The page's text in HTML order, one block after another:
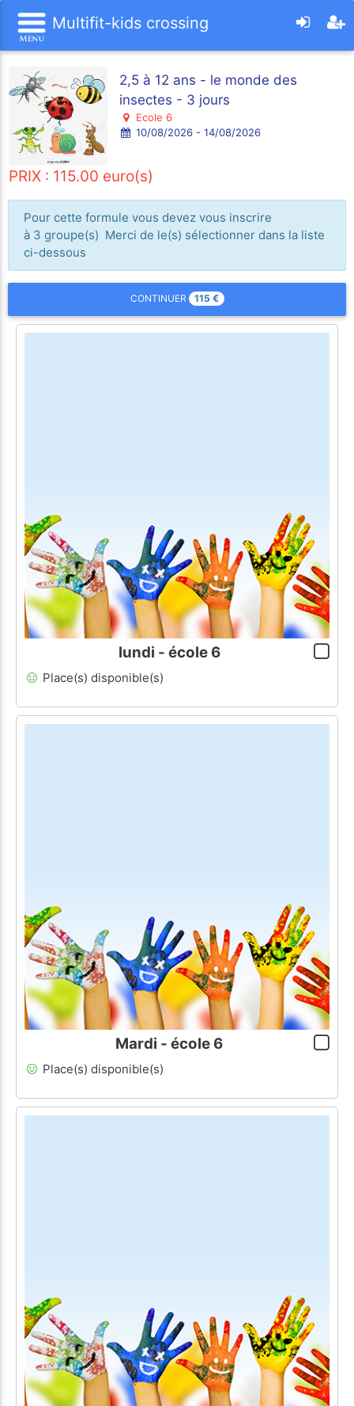
Multifit-kids crossing
2,5 à 12 ans - le monde des
insectes - 3 jours
Ecole 6
10/08/2026 - 14/08/2026
PRIX : 115.00 euro(s)
Pour cette formule vous devez vous inscrire
à 3 groupe(s) Merci de le(s) sélectionner dans la liste
ci-dessous
CONTINUER 115 €
lundi - école 6
Place(s) disponible(s)
Mardi - école 6
Place(s) disponible(s)